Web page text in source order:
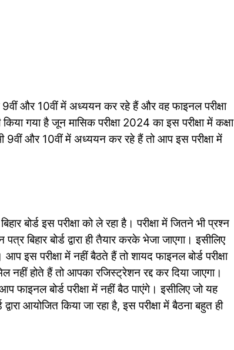
9वीं और 10वीं में अध्ययन कर रहे हैं और वह फाइनल परीक्षा
गया है जून मासिक परीक्षा 2024 का इस परीक्षा में कक्षा
और 10वीं में अध्ययन कर रहे हैं तो आप इस परीक्षा में
बोर्ड इस परीक्षा को ले रहा है। परीक्षा में जितने भी प्रश्न
बिहार बोर्ड द्वारा ही तैयार करके भेजा जाएगा। इसीलिए
इस परीक्षा में नहीं बैठते हैं तो शायद फाइनल बोर्ड परीक्षा
नहीं होते हैं तो आपका रजिस्ट्रेशन रद्द कर दिया जाएगा।
फाइनल बोर्ड परीक्षा में नहीं बैठ पाएंगे। इसीलिए जो यह
आयोजित किया जा रहा है, इस परीक्षा में बैठना बहुत ही